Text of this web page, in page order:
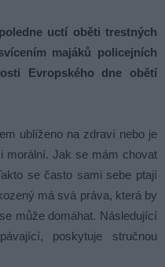
uctí oběti trestných
majáků policejních
Evropského dne obětí
ublíženo na zdraví nebo je
morální. Jak se mám chovat
se často sami sebe ptají
má svá práva, která by
může domáhat. Následující
poskytuje stručnou